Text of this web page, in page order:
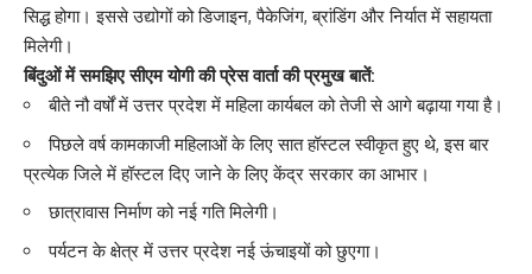
सिद्ध होगा। इससे उद्योगों को डिजाइन, पैकेजिंग, ब्रांडिंग और निर्यात में सहायता
मिलेगी।
बिंदुओं में समझिए सीएम योगी की प्रेस वार्ता की प्रमुख बातें:
बीते नौ वर्षों में उत्तर प्रदेश में महिला कार्यबल को तेजी से आगे बढ़ाया गया है।
पिछले वर्ष कामकाजी महिलाओं के लिए सात हॉस्टल स्वीकृत हुए थे, इस बार
प्रत्येक जिले में हॉस्टल दिए जाने के लिए केंद्र सरकार का आभार।
छात्रावास निर्माण को नई गति मिलेगी।
पर्यटन के क्षेत्र में उत्तर प्रदेश नई ऊंचाइयों को छुएगा।